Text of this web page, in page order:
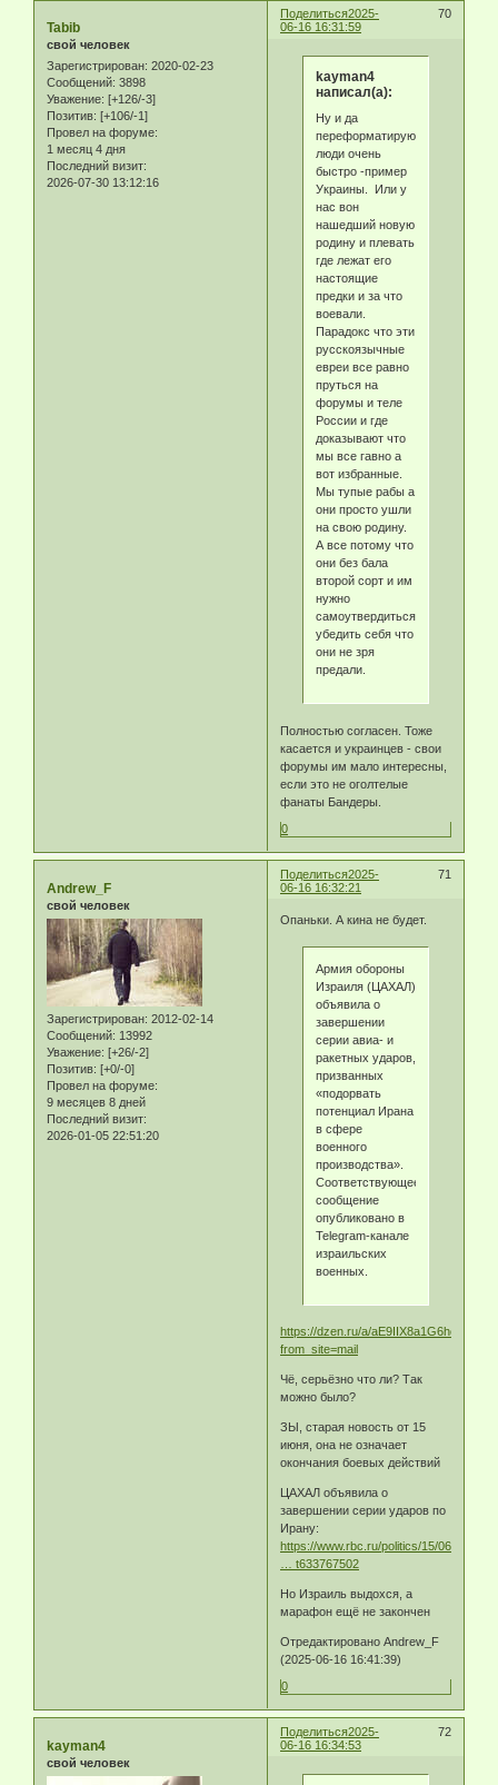
Поделиться 70
2025-
06-16 16:31:59
Tabib
свой человек
Зарегистрирован: 2020-02-23
Сообщений: 3898
Уважение: [+126/-3]
Позитив: [+106/-1]
Провел на форуме:
1 месяц 4 дня
Последний визит:
2026-07-30 13:12:16
kayman4
написал(а):
Ну и да
переформатируются
люди очень
быстро -пример
Украины. Или у
нас вон
нашедший новую
родину и плевать
где лежат его
настоящие
предки и за что
воевали.
Парадокс что эти
русскоязычные
евреи все равно
пруться на
форумы и теле
России и где
доказывают что
мы все гавно а
вот избранные.
Мы тупые рабы а
они просто ушли
на свою родину.
А все потому что
они без бала
второй сорт и им
нужно
самоутвердиться
убедить себя что
они не зря
предали.
Полностью согласен. Тоже
касается и украинцев - свои
форумы им мало интересны,
если это не оголтелые
фанаты Бандеры.
0
Поделиться 71
2025-
06-16 16:32:21
Andrew_F
свой человек
Зарегистрирован: 2012-02-14
Сообщений: 13992
Уважение: [+26/-2]
Позитив: [+0/-0]
Провел на форуме:
9 месяцев 8 дней
Последний визит:
2026-01-05 22:51:20
Опаньки. А кина не будет.
Армия обороны
Израиля (ЦАХАЛ)
объявила о
завершении
серии авиа- и
ракетных ударов,
призванных
«подорвать
потенциал Ирана
в сфере
военного
производства».
Соответствующее
сообщение
опубликовано в
Telegram-канале
израильских
военных.
https://dzen.ru/a/aE9IIX8a1G6hoG9Z?
from_site=mail
Чё, серьёзно что ли? Так
можно было?
ЗЫ, старая новость от 15
июня, она не означает
окончания боевых действий
ЦАХАЛ объявила о
завершении серии ударов по
Ирану:
https://www.rbc.ru/politics/15/06/2025/
… t633767502
Но Израиль выдохся, а
марафон ещё не закончен
Отредактировано Andrew_F
(2025-06-16 16:41:39)
0
Поделиться 72
2025-
06-16 16:34:53
kayman4
свой человек